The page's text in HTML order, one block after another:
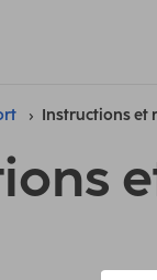
Instructions et